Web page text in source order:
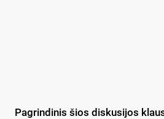
Pag­rin­di­nis šios dis­ku­si­jos